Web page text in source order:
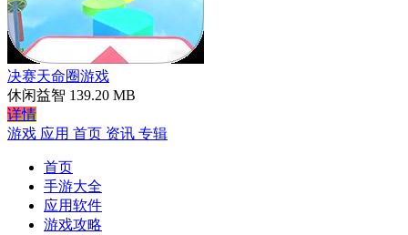
决赛天命圈游戏
休闲益智 139.20 MB
详情
游戏 应用 首页 资讯 专辑
首页
手游大全
应用软件
游戏攻略